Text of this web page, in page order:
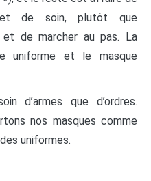
et de soin, plutôt que
et de marcher au pas. La
uniforme et le masque
d’armes que d’ordres.
nos masques comme
uniformes.